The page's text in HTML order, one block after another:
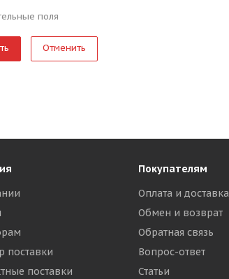
поля
Отменить
поставки
поставки
Покупателям
Оплата и доставка
Обмен и возврат
Обратная связь
Вопрос-ответ
Статьи